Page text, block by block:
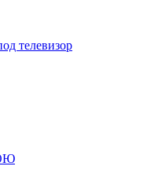
телевизор